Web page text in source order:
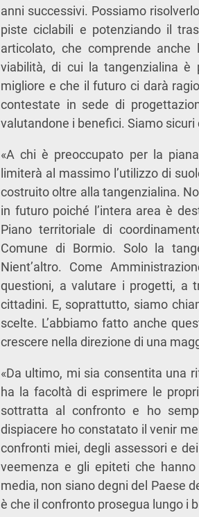
anni successivi. Possiamo
piste ciclabili e potenziando il
articolato, che comprende
viabilità, di cui la tangenzialina è
migliore e che il futuro ci darà
contestate in sede di
valutandone i benefici. Siamo
«A chi è preoccupato per la
limiterà al massimo l’utilizzo di
costruito oltre alla tangenzialina.
in futuro poiché l’intera area è
Piano territoriale di
Comune di Bormio. Solo la
Nient’altro. Come
questioni, a valutare i progetti, a
cittadini. E, soprattutto, siamo
scelte. L’abbiamo fatto anche
crescere nella direzione di una
«Da ultimo, mi sia consentita una
ha la facoltà di esprimere le
sottratta al confronto e ho
dispiacere ho constatato il venir
confronti miei, degli assessori e
veemenza e gli epiteti che
media, non siano degni del Paese
è che il confronto prosegua lungo i